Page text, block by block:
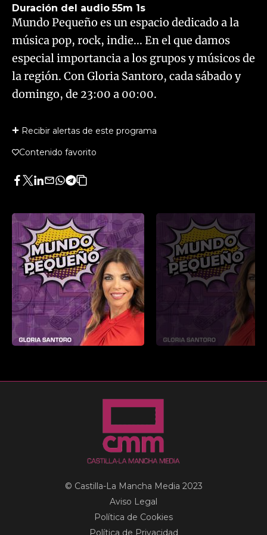
Duración del audio 55m 1s
Mundo Pequeño es un espacio dedicado a la
música pop, rock, indie... En el que damos
especial importancia a los grupos y músicos de
la región. Con Gloria Santoro, cada sábado y
domingo, de 23:00 a 00:00.
Recibir alertas de este programa
Contenido favorito
Facebook
Twitter
LinkedIn
Enviar
Whatsapp
Telegram
Copiar
artículo
© Castilla-La Mancha Media 2023
Aviso Legal
Política de Cookies
Política de Privacidad